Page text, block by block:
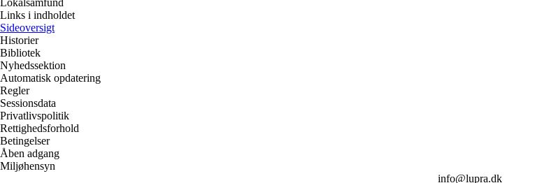
Lokalsamfund
Links i indholdet
Sideoversigt
Historier
Bibliotek
Nyhedssektion
Automatisk opdatering
Regler
Sessionsdata
Privatlivspolitik
Rettighedsforhold
Betingelser
Åben adgang
Miljøhensyn
info@lupra.dk